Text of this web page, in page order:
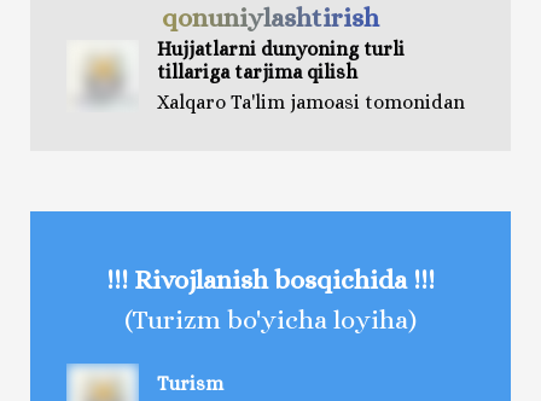
qonuniylashtirish
Hujjatlarni dunyoning turli
tillariga tarjima qilish
Xalqaro Ta'lim jamoasi tomonidan
!!! Rivojlanish bosqichida !!!
(Turizm bo'yicha loyiha)
Turism